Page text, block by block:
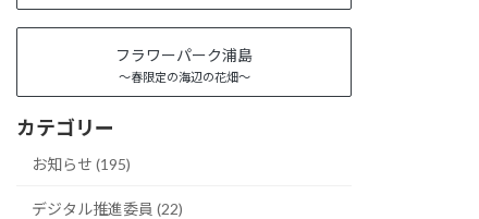
フラワーパーク浦島
～春限定の海辺の花畑～
カテゴリー
お知らせ (195)
デジタル推進委員 (22)